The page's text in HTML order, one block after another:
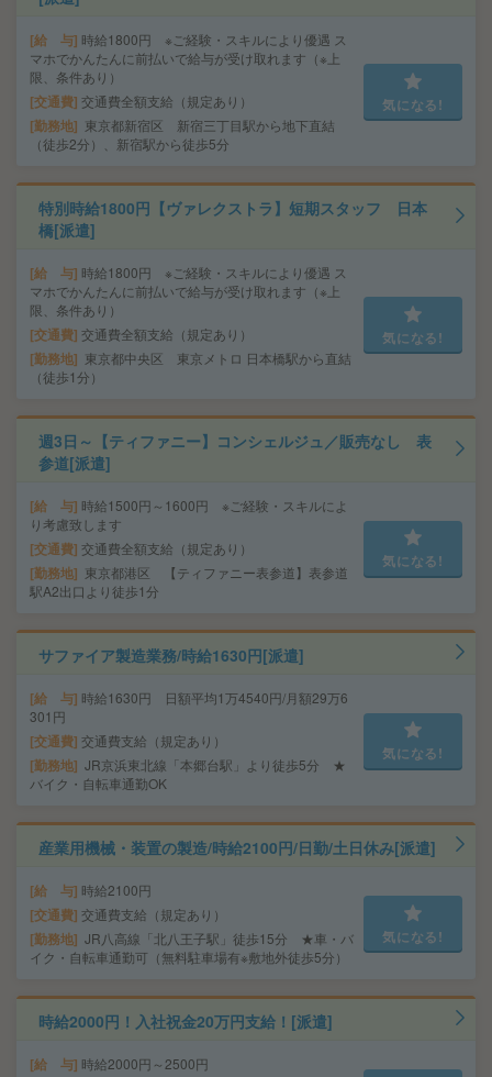
給 与 時給1800円 ※ご経験・スキルにより優遇 ス
マホでかんたんに前払いで給与が受け取れます（※上
限、条件あり）
交通費 交通費全額支給（規定あり）
勤務地
東京都新宿区 新宿三丁目駅から地下直結
（徒歩2分）、新宿駅から徒歩5分
気になる!
特別時給1800円【ヴァレクストラ】短期スタッフ 日本
橋[派遣]
給 与 時給1800円 ※ご経験・スキルにより優遇 ス
マホでかんたんに前払いで給与が受け取れます（※上
限、条件あり）
交通費 交通費全額支給（規定あり）
勤務地
東京都中央区 東京メトロ 日本橋駅から直結
（徒歩1分）
気になる!
週3日～【ティファニー】コンシェルジュ／販売なし 表
参道[派遣]
給 与 時給1500円～1600円 ※ご経験・スキルによ
り考慮致します
交通費 交通費全額支給（規定あり）
勤務地
東京都港区 【ティファニー表参道】表参道
駅A2出口より徒歩1分
気になる!
サファイア製造業務/時給1630円[派遣]
給 与 時給1630円 日額平均1万4540円/月額29万6
301円
交通費 交通費支給（規定あり）
勤務地 JR京浜東北線「本郷台駅」より徒歩5分 ★
バイク・自転車通勤OK
気になる!
産業用機械・装置の製造/時給2100円/日勤/土日休み[派遣]
給 与 時給2100円
交通費 交通費支給（規定あり）
勤務地 JR八高線「北八王子駅」徒歩15分 ★車・バ
イク・自転車通勤可（無料駐車場有※敷地外徒歩5分）
気になる!
時給2000円！入社祝金20万円支給！[派遣]
給 与 時給2000円～2500円